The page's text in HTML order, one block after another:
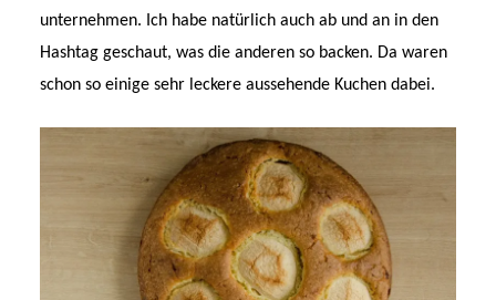
unternehmen. Ich habe natürlich auch ab und an in den
Hashtag geschaut, was die anderen so backen. Da waren
schon so einige sehr leckere aussehende Kuchen dabei.